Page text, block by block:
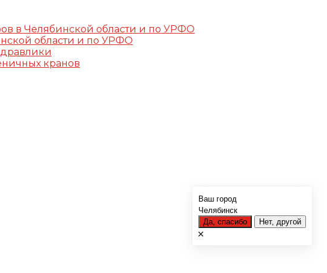
в Челябинской области и по УРФО
области и по УРФО
кранов
Ваш город
Челябинск
Да, спасибо Нет, другой